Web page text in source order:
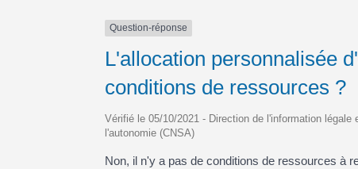
Question-réponse
L'allocation personnalisée
conditions de ressources ?
Vérifié le 05/10/2021 - Direction de l'information
l'autonomie (CNSA)
Non, il n'y a pas de conditions de ressources à